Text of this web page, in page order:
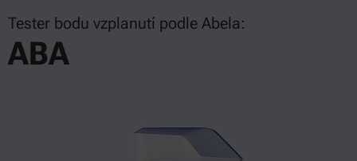
Tester bodu vzplanutí podle Abela:
ABA